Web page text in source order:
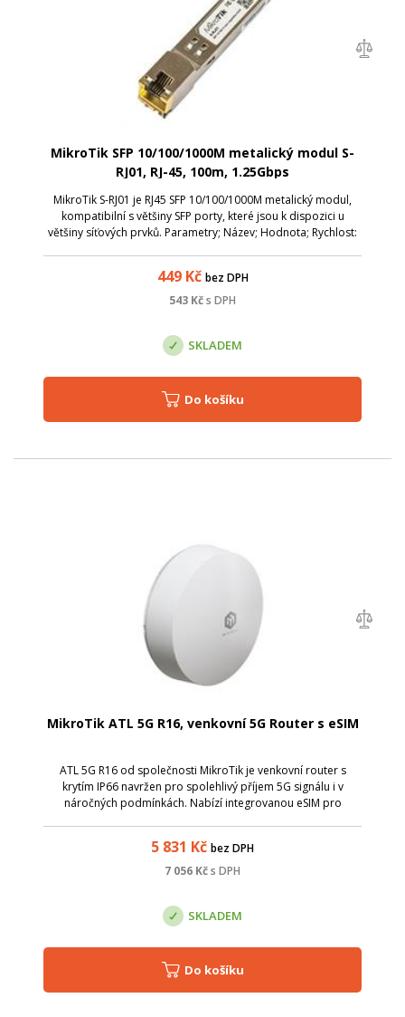
MikroTik SFP 10/100/1000M metalický modul S-
RJ01, RJ-45, 100m, 1.25Gbps
MikroTik S-RJ01 je RJ45 SFP 10/100/1000M metalický modul,
kompatibilní s většiny SFP porty, které jsou k dispozici u
většiny síťových prvků. Parametry; Název; Hodnota; Rychlost:
449Kč bez DPH
543 Kčs DPH
SKLADEM
Do košíku
MikroTik ATL 5G R16, venkovní 5G Router s eSIM
ATL 5G R16 od společnosti MikroTik je venkovní router s
krytím IP66 navržen pro spolehlivý příjem 5G signálu i v
náročných podmínkách. Nabízí integrovanou eSIM pro
5 831 Kč bez DPH
7 056 Kčs DPH
SKLADEM
Do košíku